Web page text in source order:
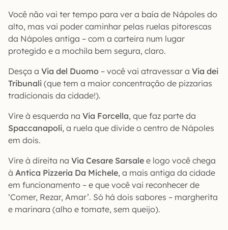
Você não vai ter tempo para ver a baía de Nápoles do
alto, mas vai poder caminhar pelas ruelas pitorescas
da Nápoles antiga – com a carteira num lugar
protegido e a mochila bem segura, claro.
Desça a Via del Duomo – você vai atravessar a Via dei
Tribunali (que tem a maior concentração de pizzarias
tradicionais da cidade!).
Vire à esquerda na Via Forcella, que faz parte da
Spaccanapoli, a ruela que divide o centro de Nápoles
em dois.
Vire à direita na Via Cesare Sarsale e logo você chega
à Antica Pizzeria Da Michele, a mais antiga da cidade
em funcionamento – e que você vai reconhecer de
‘Comer, Rezar, Amar’. Só há dois sabores – margherita
e marinara (alho e tomate, sem queijo).